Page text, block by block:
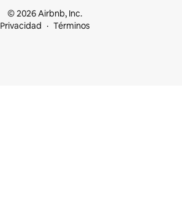
© 2026 Airbnb, Inc.
Privacidad
Términos